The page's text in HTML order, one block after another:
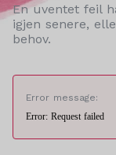
En uventet feil
igjen senere,
behov.
Error message:
Error: Request failed